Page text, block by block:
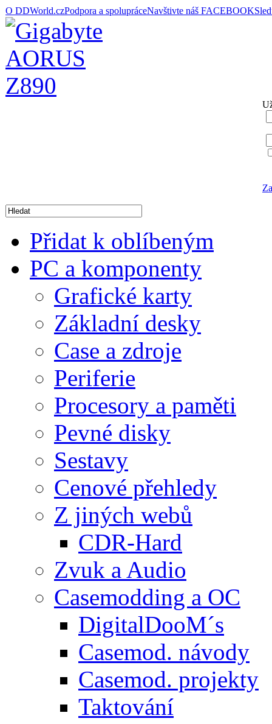
O DDWorld.czPodpora a spolupráceNavštivte náš FACEBOOK
Přidat k oblíbeným
PC a komponenty
Grafické karty
Základní desky
Case a zdroje
Periferie
Procesory a paměti
Pevné disky
Sestavy
Cenové přehledy
Z jiných webů
CDR-Hard
Zvuk a Audio
Casemodding a OC
DigitalDooM´s
Casemod. návody
Casemod. projekty
Taktování